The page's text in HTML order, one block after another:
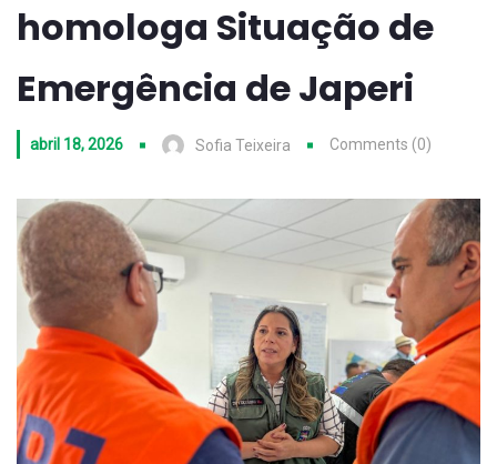
homologa Situação de
Emergência de Japeri
abril 18, 2026 Sofia Teixeira Comments (0)